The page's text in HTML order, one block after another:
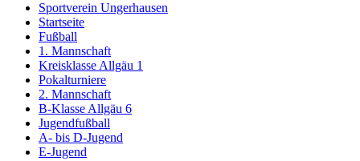
Sportverein Ungerhausen
Startseite
Fußball
1. Mannschaft
Kreisklasse Allgäu 1
Pokalturniere
2. Mannschaft
B-Klasse Allgäu 6
Jugendfußball
A- bis D-Jugend
E-Jugend